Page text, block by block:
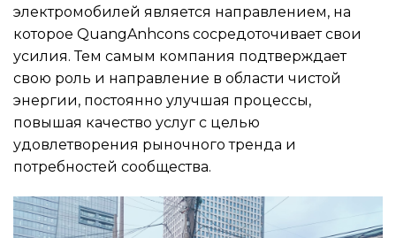
электромобилей является направлением, на
которое QuangAnhcons сосредоточивает свои
усилия. Тем самым компания подтверждает
свою роль и направление в области чистой
энергии, постоянно улучшая процессы,
повышая качество услуг с целью
удовлетворения рыночного тренда и
потребностей сообщества.